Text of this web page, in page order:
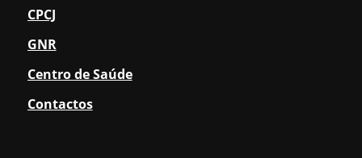
CPCJ
GNR
Centro de Saúde
Contactos